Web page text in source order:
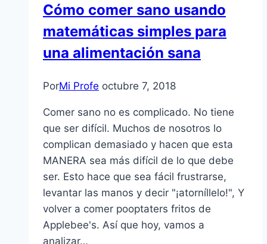
Cómo comer sano usando
matemáticas simples para
una alimentación sana
PorMi Profe octubre 7, 2018
Comer sano no es complicado. No tiene
que ser difícil. Muchos de nosotros lo
complican demasiado y hacen que esta
MANERA sea más difícil de lo que debe
ser. Esto hace que sea fácil frustrarse,
levantar las manos y decir "¡atorníllelo!", Y
volver a comer pooptaters fritos de
Applebee's. Así que hoy, vamos a
analizar…